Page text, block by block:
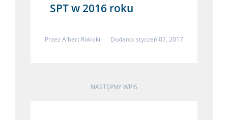
SPT w 2016 roku
Przez Albert Rokicki Dodano: styczeń 07, 2017
NASTĘPNY WPIS